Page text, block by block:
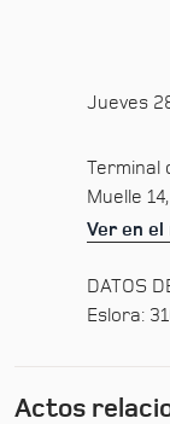
Jueves
Terminal
Muelle
Ver en el
DATOS
Eslora:
Actos